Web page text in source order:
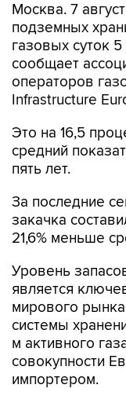
Москва. 7
подземных
газовых суток
сообщает
операторов
Infrastructure
Это на 16,5
средний
пять лет.
За последние
закачка
21,6% меньше
Уровень
является
мирового
системы
м активного
совокупности
импортером.